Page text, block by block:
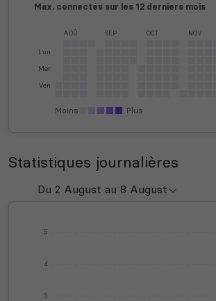
Max. connectés sur les 12 derniers mois
Lun
Mer
Ven
AOÛ SEP OCT NOV
Moins Plus
Statistiques journalières
3
4
5